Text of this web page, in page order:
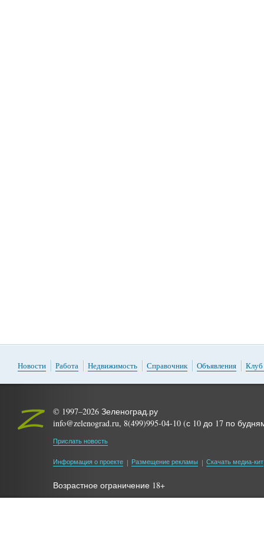
Новости Работа Недвижимость Справочник Объявления Клуб
© 1997–2026 Зеленоград.ру
info@zelenograd.ru, 8(499)995-04-10 (с 10 до 17 по
Прислать новость
Информация о проекте Размещение рекламы Скачать медиа-кит
Возрастное ограничение 18+